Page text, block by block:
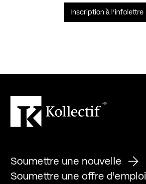
Inscription à l’infolettre
Soumettre une nouvelle
Soumettre une offre d'emploi